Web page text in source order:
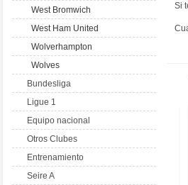
West Bromwich
West Ham United
Wolverhampton
Wolves
Bundesliga
Ligue 1
Equipo nacional
Otros Clubes
Entrenamiento
Seire A
Si